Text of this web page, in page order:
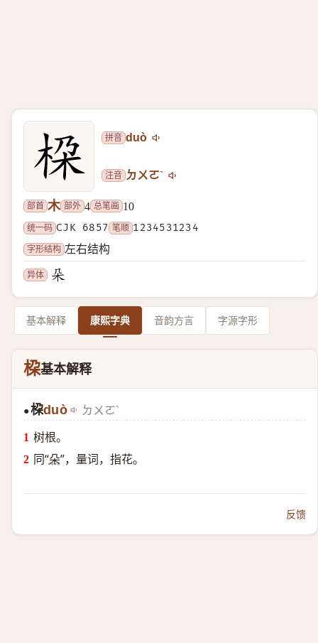
拼音 duò
注音 ㄉㄨㄛˋ
部首 木 部外 4 总笔画 10
统一码 CJK 6857 笔顺 1234531234
字形结构 左右结构
异体
基本解释 康熙字典 音韵方言 字源字形
桗基本解释
●桗duò ㄉㄨㄛˋ
树根。
同“朵”，量词，指花。
反馈